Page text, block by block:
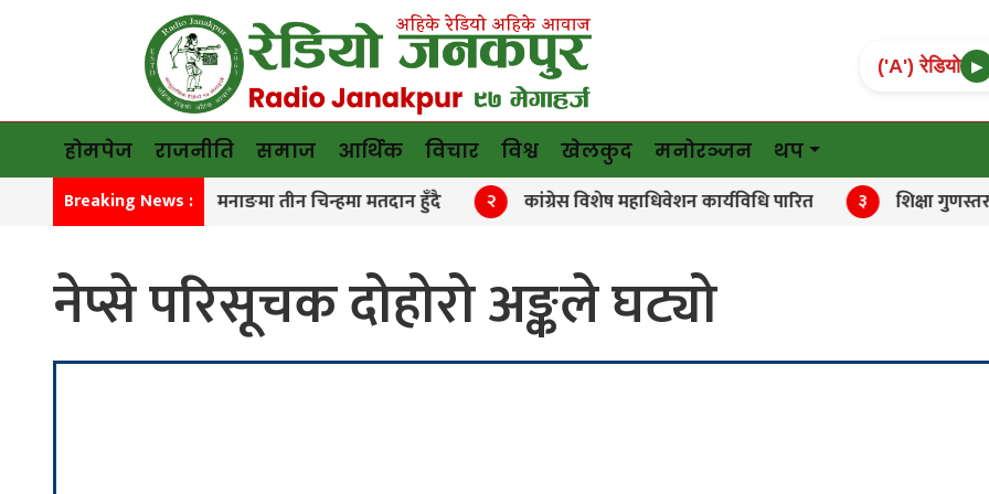
('A') रेडियो ▶
होमपेज राजनीति समाज आर्थिक विचार विश्व खेलकुद मनोरञ्जन थप
Breaking News :
१ मनाङमा तीन चिन्हमा मतदान हुँदै २ कांग्रेस विशेष महाधिवेशन कार्यविधि पारित ३ शिक्षा गुणस्तर
नेप्से परिसूचक दोहोरो अङ्कले घट्यो